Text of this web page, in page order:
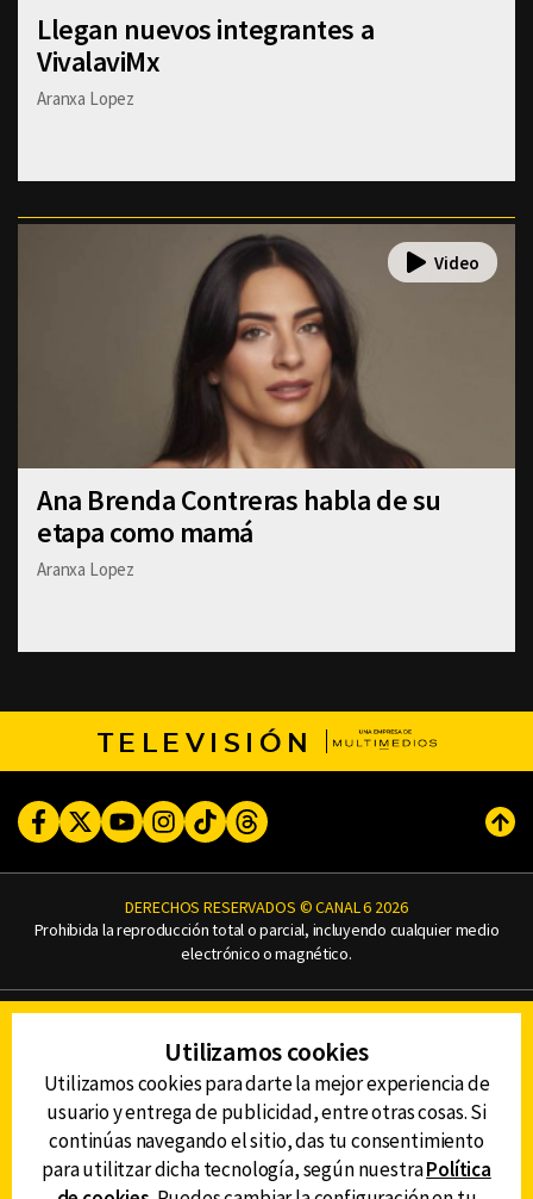
Llegan nuevos integrantes a
VivalaviMx
Aranxa Lopez
Ana Brenda Contreras habla de su
etapa como mamá
Aranxa Lopez
TELEVISIÓN
FacebookTwitterYoutubeInstagram
TikTokThreads
DERECHOS RESERVADOS © CANAL 6 2026
Prohibida la reproducción total o parcial, incluyendo cualquier medio
electrónico o magnético.
AVISO DE PRIVACIDAD
AVISO LEGAL
DEFENSORÍA DE LAS AUDIENCIAS
Utilizamos cookies
Utilizamos cookies para darte la mejor experiencia de
usuario y entrega de publicidad, entre otras cosas. Si
continúas navegando el sitio, das tu consentimiento
para utilitzar dicha tecnología, según nuestraPolítica